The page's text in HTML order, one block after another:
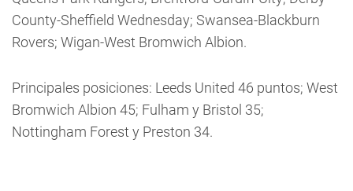
County-Sheffield Wednesday; Swansea-Blackburn
Rovers; Wigan-West Bromwich Albion.
Principales posiciones: Leeds United 46 puntos; West
Bromwich Albion 45; Fulham y Bristol 35;
Nottingham Forest y Preston 34.